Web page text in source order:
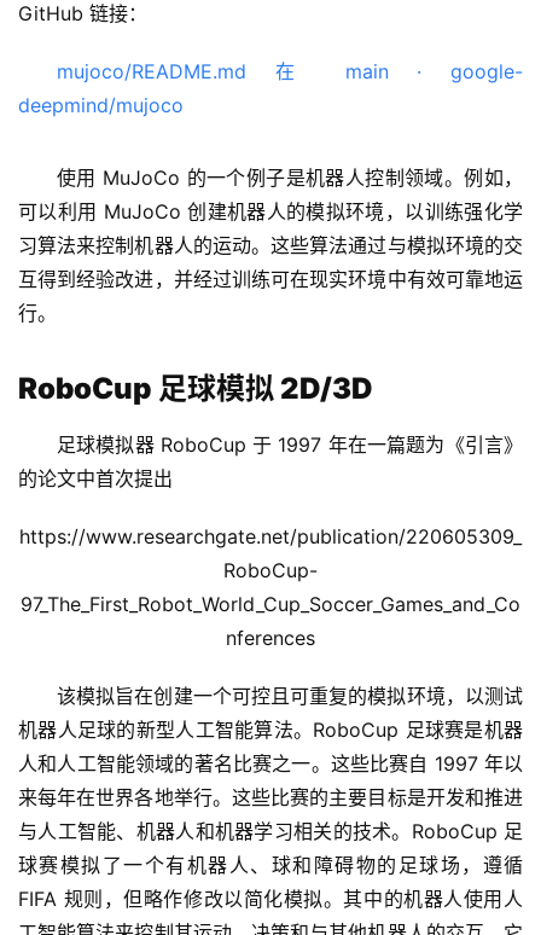
GitHub 链接：
mujoco/README.md 在 main · google-
deepmind/mujoco
使用 MuJoCo 的一个例子是机器人控制领域。例如，
可以利用 MuJoCo 创建机器人的模拟环境，以训练强化学
习算法来控制机器人的运动。这些算法通过与模拟环境的交
互得到经验改进，并经过训练可在现实环境中有效可靠地运
行。
RoboCup 足球模拟 2D/3D
足球模拟器 RoboCup 于 1997 年在一篇题为《引言》
的论文中首次提出
https://www.researchgate.net/publication/220605309_
RoboCup-
97_The_First_Robot_World_Cup_Soccer_Games_and_Co
nferences
该模拟旨在创建一个可控且可重复的模拟环境，以测试
机器人足球的新型人工智能算法。RoboCup 足球赛是机器
人和人工智能领域的著名比赛之一。这些比赛自 1997 年以
来每年在世界各地举行。这些比赛的主要目标是开发和推进
与人工智能、机器人和机器学习相关的技术。RoboCup 足
球赛模拟了一个有机器人、球和障碍物的足球场，遵循
FIFA 规则，但略作修改以简化模拟。其中的机器人使用人